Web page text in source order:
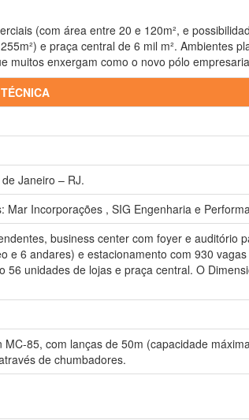
(com área entre 20 e 120m², e
e praça central de 6 mil m². Ambientes
muitos enxergam como o novo pólo
Janeiro – RJ.
Incorporações , SIG Engenharia e
business center com foyer e auditório
e 6 andares) e estacionamento com 930
unidades de lojas e praça central. O
85, com lanças de 50m (capacidade
de chumbadores.